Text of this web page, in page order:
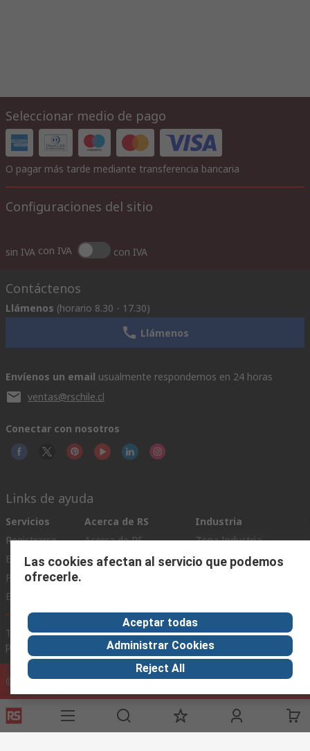
Seleccionar medio de pago
O pagar más tarde mediante transferencia bancaria
Configuraciones del sitio
sin IVA con IVA con IVA
Contáctenos
Llámenos (horario 8.30 - 17.30)
Llámenos
Envíenos un email usualmente respondemos en 24 horas
ventas@rschile.cl
Conectar con nosotros
Links de ayuda
Servicios
Registrarse
Entrega
Pago
Exportar
Acerca de RS
Acerca de RS
En el mundo
Industria
Zona Industria
Fabricación
Términos del sitio Condiciones de venta
Política de
privacidad
Cookie Policy
©RS Group Ltd. 2020
RS Group Ltda.
Teléfonos
+56950121474 / +56999183167
ventas@rschile.cl
Las cookies afectan al servicio que podemos
ofrecerle.
Aceptar todas
Administrar Cookies
Reject All